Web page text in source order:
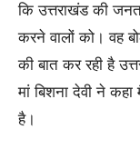
कि उत्तराखंड की
करने वालों को। वह
की बात कर रही है
मां बिशना देवी ने कहा
है।